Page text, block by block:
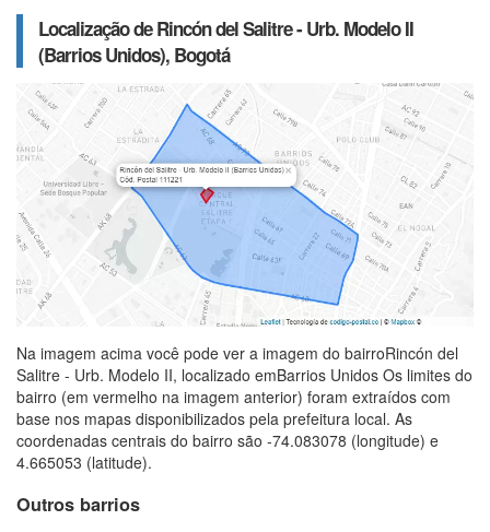
Localização de Rincón del Salitre - Urb. Modelo II
(Barrios Unidos), Bogotá
Na imagem acima você pode ver a imagem do bairroRincón del
Salitre - Urb. Modelo II, localizado emBarrios Unidos Os limites do
bairro (em vermelho na imagem anterior) foram extraídos com
base nos mapas disponibilizados pela prefeitura local. As
coordenadas centrais do bairro são -74.083078 (longitude) e
4.665053 (latitude).
Outros barrios